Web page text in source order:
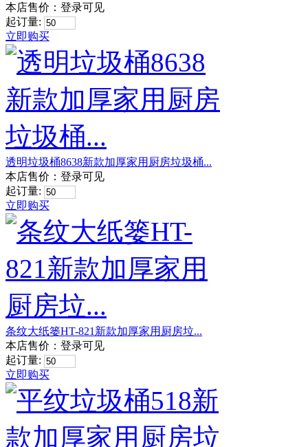
本店售价： 登录可见
起订量:
立即购买
透明垃圾桶8638新款加厚家用厨房垃圾桶...
本店售价： 登录可见
起订量:
立即购买
条纹大纸篓HT-821新款加厚家用厨房垃...
本店售价： 登录可见
起订量:
立即购买